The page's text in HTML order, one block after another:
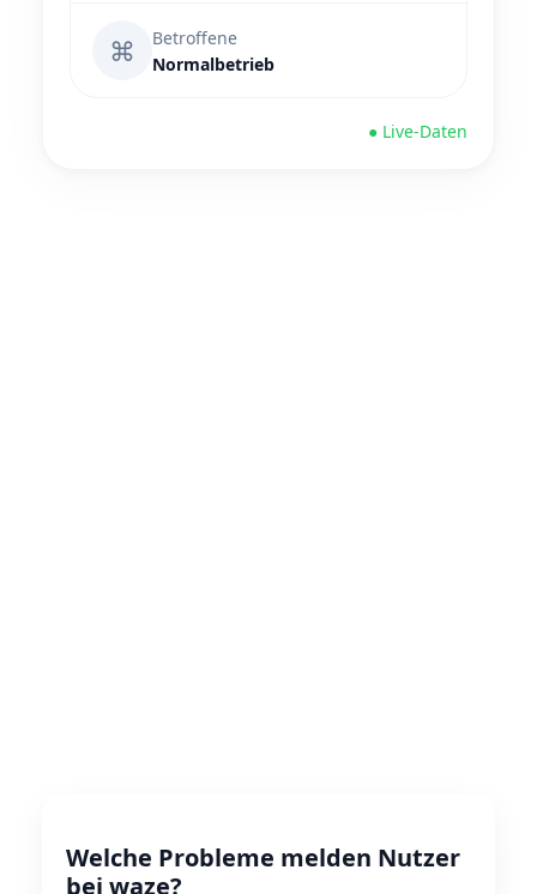
⌘
Betroffene
Normalbetrieb
● Live-Daten
Welche Probleme melden Nutzer
bei waze?